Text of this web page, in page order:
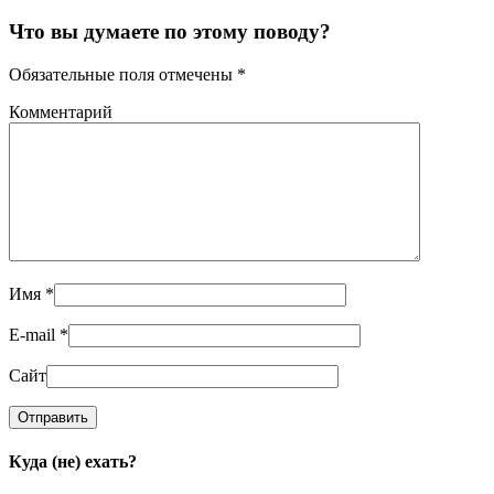
Что вы думаете по этому поводу?
Обязательные поля отмечены *
Комментарий
Имя *
E-mail *
Сайт
Куда (не) ехать?